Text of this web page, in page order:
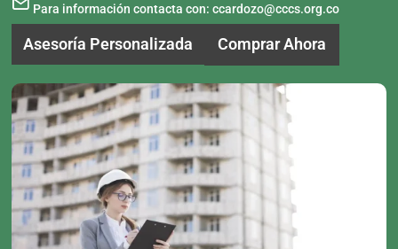
Para información contacta con: ccardozo@cccs.org.co
Asesoría Personalizada Comprar Ahora